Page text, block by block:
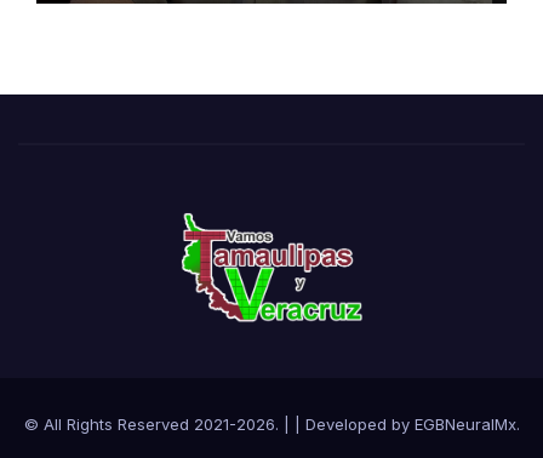
© All Rights Reserved 2021-2026. | Developed by EGBNeuralMx.